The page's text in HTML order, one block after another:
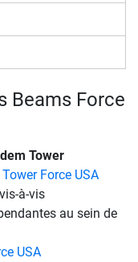
Beams Force
Tower
Force USA
à-vis
au sein de
USA